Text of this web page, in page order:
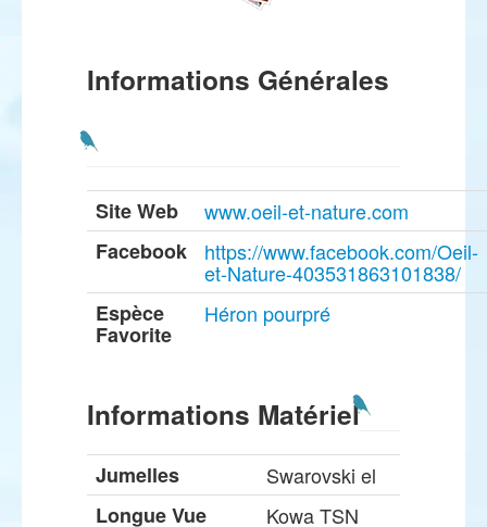
Informations Générales
Site Web
www.oeil-et-nature.com
Facebook
https://www.facebook.com/Oeil-
et-Nature-403531863101838/
Espèce
Favorite
Héron pourpré
Informations Matériel
Jumelles
Swarovski el
Longue Vue
Kowa TSN